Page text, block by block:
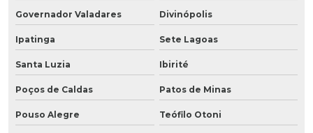
Governador Valadares Divinópolis
Ipatinga Sete Lagoas
Santa Luzia Ibirité
Poços de Caldas Patos de Minas
Pouso Alegre Teófilo Otoni